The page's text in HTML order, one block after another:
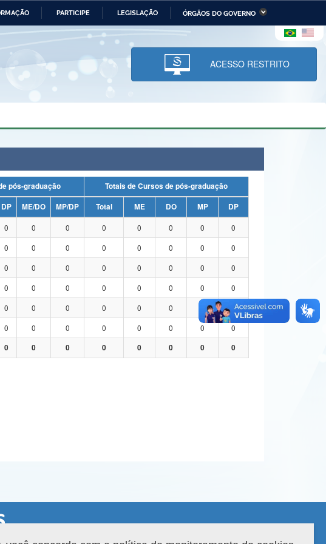
PARTICIPE LEGISLAÇÃO ÓRGÃOS DO GOVERNO
Ministério da Economia Ministério da Infraestrutura
Ministério da Ciência,
Tecnologia, Inovações e
Comunicações
e dos Direitos Humanos
Planalto
ACESSO RESTRITO
Total de Programas de pós-graduação
Totais de Cursos de pós-graduação
DP ME/DO MP/DP Total ME DO MP
DP
0 0 0 0 0 0 0
0
0 0 0 0 0 0 0
0
0 0 0 0 0 0 0
0
0 0 0 0 0 0 0
0
0 0 0 0 0 0
0
0 0 0 0 0 0 0
0
0 0 0 0 0 0 0 0